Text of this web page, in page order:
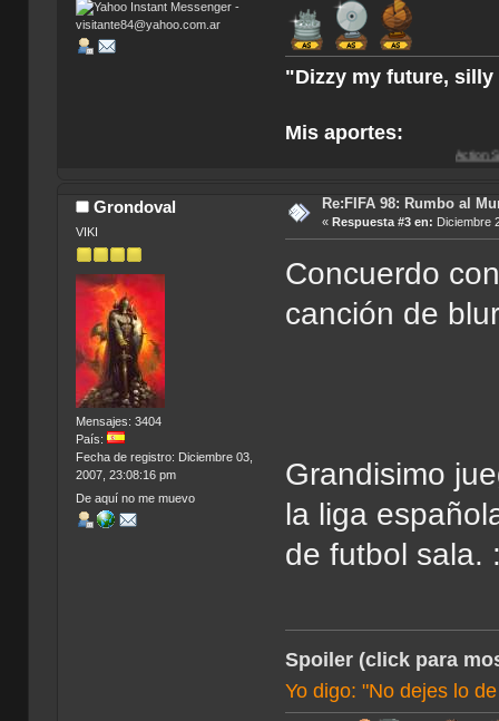
"Dizzy my future, silly
Mis aportes:
Action Soccer [Imagen
Grondoval
VIKI
Mensajes: 3404
País:
Fecha de registro: Diciembre 03,
2007, 23:08:16 pm
De aquí no me muevo
Re:FIFA 98: Rumbo al
« Respuesta #3 en: Diciembre
Concuerdo
canción de
Grandisimo
la liga
de futbol sala.
Spoiler (click para
Yo digo: "No dejes lo